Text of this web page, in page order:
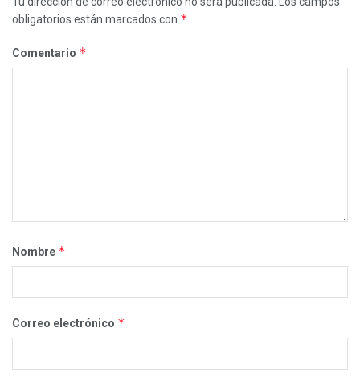
obligatorios están marcados con *
Comentario *
Nombre *
Correo electrónico *